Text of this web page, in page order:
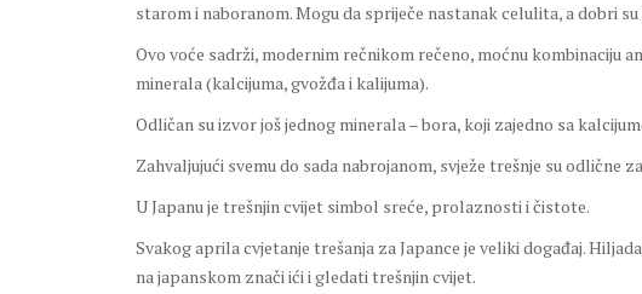
starom i naboranom. Mogu da spriječe nastanak celulita, a dobri
Ovo voće sadrži, modernim rečnikom rečeno, moćnu kombinaciju
minerala (kalcijuma, gvožđa i kalijuma).
Odličan su izvor još jednog minerala – bora, koji zajedno sa
Zahvaljujući svemu do sada nabrojanom, svježe trešnje su odlične
U Japanu je trešnjin cvijet simbol sreće, prolaznosti i čistote.
Svakog aprila cvjetanje trešanja za Japance je veliki događaj.
na japanskom znači ići i gledati trešnjin cvijet.